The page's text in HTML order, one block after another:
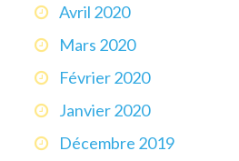
Avril 2020
Mars 2020
Février 2020
Janvier 2020
Décembre 2019